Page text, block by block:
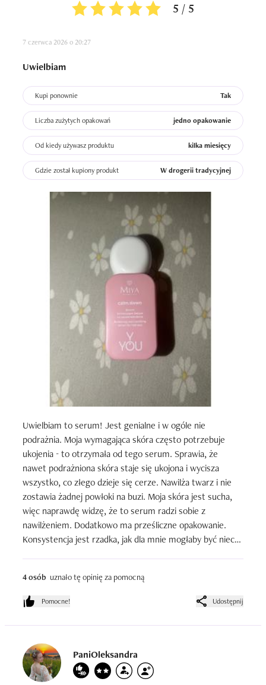
5 / 5
7 czerwca 2026 o 20:27
Uwielbiam
Kupi ponownie Tak
Liczba zużytych opakowań jedno opakowanie
Od kiedy używasz produktu kilka miesięcy
Gdzie został kupiony produkt W drogerii tradycyjnej
Uwielbiam to serum! Jest genialne i w ogóle nie
podrażnia. Moja wymagająca skóra często potrzebuje
ukojenia - to otrzymała od tego serum. Sprawia, że
nawet podrażniona skóra staje się ukojona i wycisza
wszystko, co złego dzieje się cerze. Nawilża twarz i nie
zostawia żadnej powłoki na buzi. Moja skóra jest sucha,
więc naprawdę widzę, że to serum radzi sobie z
nawilżeniem. Dodatkowo ma prześliczne opakowanie.
Konsystencja jest rzadka, jak dla mnie mogłaby być nieco
4 osób uznało tę opinię za pomocną
Pomocne! Udostępnij
PaniOleksandra